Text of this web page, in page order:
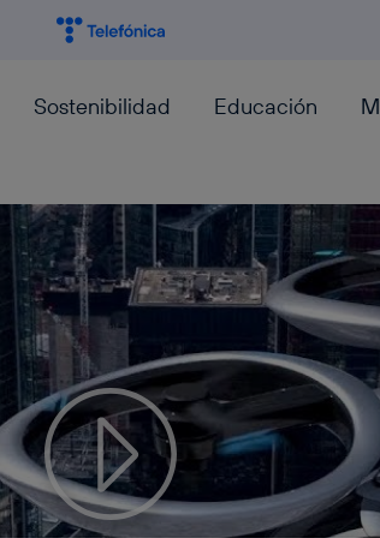
Sostenibilidad Educación